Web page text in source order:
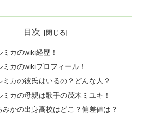
目次
ミカのwiki経歴！
ミカのwikiプロフィール！
ミカの彼氏はいるの？どんな人？
ミカの母親は歌手の茂木ミユキ！
みかの出身高校はどこ？偏差値は？